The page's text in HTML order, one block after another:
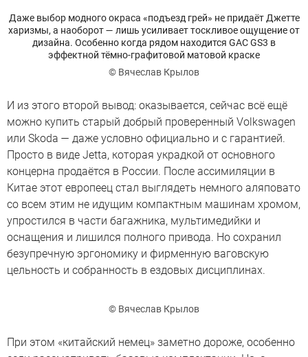
Даже выбор модного окраса «подъезд грей» не придаёт Джетте
харизмы, а наоборот — лишь усиливает тоскливое ощущение от
дизайна. Особенно когда рядом находится GAC GS3 в
эффектной тёмно-графитовой матовой краске
© Вячеслав Крылов
И из этого второй вывод: оказывается, сейчас всё ещё
можно купить старый добрый проверенный Volkswagen
или Skoda — даже условно официально и с гарантией.
Просто в виде Jetta, которая украдкой от основного
концерна продаётся в России. После ассимиляции в
Китае этот европеец стал выглядеть немного аляповато
со всем этим не идущим компактным машинам хромом,
упростился в части багажника, мультимедийки и
оснащения и лишился полного привода. Но сохранил
безупречную эргономику и фирменную ваговскую
цельность и собранность в ездовых дисциплинах.
© Вячеслав Крылов
При этом «китайский немец» заметно дороже, особенно